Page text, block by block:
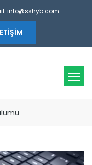
info@sshyb.com